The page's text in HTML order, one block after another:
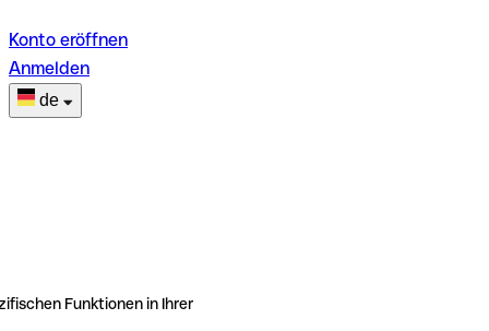
Konto eröffnen
Anmelden
de
Funktionen in Ihrer